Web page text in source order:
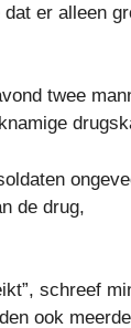
er alleen
twee
de drug,
schreef
ook